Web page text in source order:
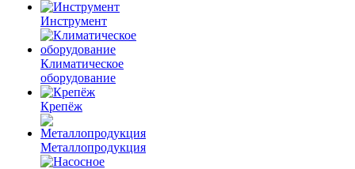
Инструмент
Климатическое
оборудование
Крепёж
Металлопродукция